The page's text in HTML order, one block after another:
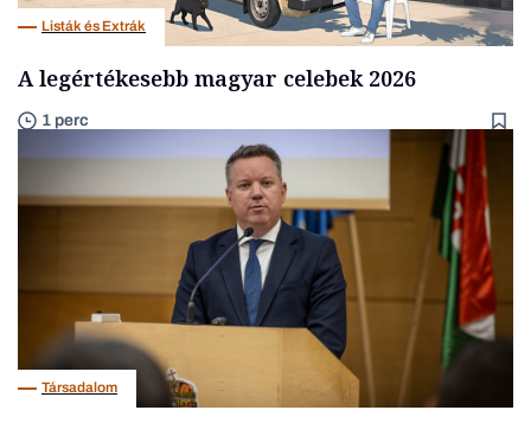
Listák és Extrák
A legértékesebb magyar celebek 2026
1 perc
Társadalom